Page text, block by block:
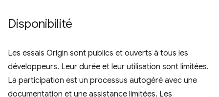
Disponibilité
Les essais Origin sont publics et ouverts à tous les
développeurs. Leur durée et leur utilisation sont limitées.
La participation est un processus autogéré avec une
documentation et une assistance limitées. Les